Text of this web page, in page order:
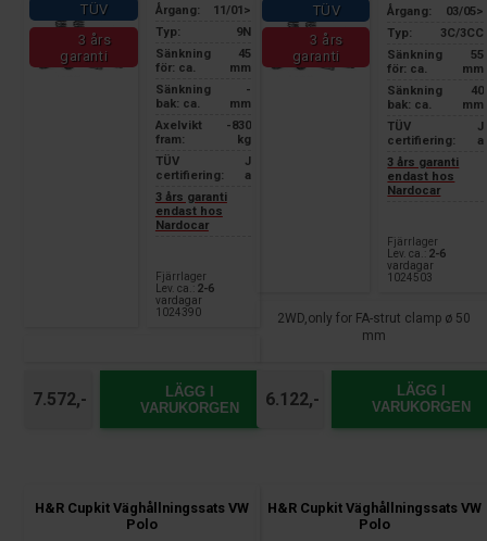
TÜV
3 års
garanti
Årgang:
11/01>
Typ:
9N
Sänkning
för: ca.
45
mm
Sänkning
bak: ca.
-
mm
Axelvikt
fram:
-830
kg
TÜV
certifiering:
J
a
3 års garanti
endast hos
Nardocar
Fjärrlager
Lev. ca.: 2-6
vardagar
1024390
7.572,-
LÄGG I
VARUKORGEN
TÜV
3 års
garanti
Årgang:
03/05>
Typ:
3C/3CC
Sänkning
för: ca.
55
mm
Sänkning
bak: ca.
40
mm
TÜV
certifiering:
J
a
3 års garanti
endast hos
Nardocar
Fjärrlager
Lev. ca.: 2-6
vardagar
1024503
2WD,only for FA-strut clamp ø 50
mm
6.122,-
LÄGG I
VARUKORGEN
H&R Cupkit Väghållningssats VW
Polo
H&R Cupkit Väghållningssats VW
Polo